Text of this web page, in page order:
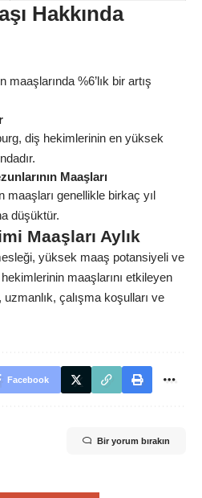
Hakkında
maaşlarında %6’lık bir artış
diş hekimlerinin en yüksek
Maaşları
genellikle birkaç yıl
düşüktür.
Maaşları Aylık
yüksek maaş potansiyeli ve
maaşlarını etkileyen
çalışma koşulları ve
Facebook
Bir yorum bırakın